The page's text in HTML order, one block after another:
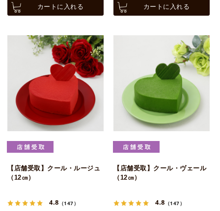
カートに入れる カートに入れる
【店舗受取】クール・ルージュ
（12㎝）
4.8 （147）
【店舗受取】クール・ヴェール
（12㎝）
4.8 （147）